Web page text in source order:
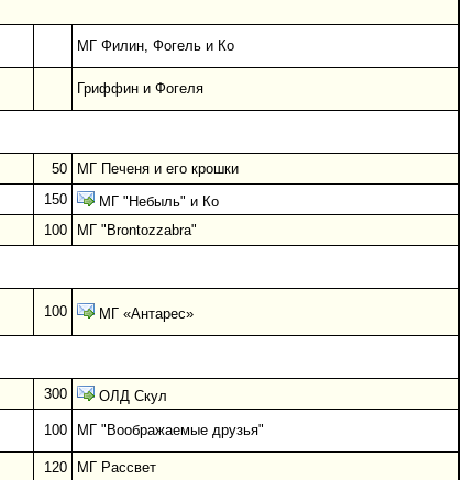
МГ Филин, Фогель и Ко
Гриффин и Фогеля
50 МГ Печеня и его крошки
150 МГ "Небыль" и Ко
100 МГ "Brontozzabra"
100 МГ «Антарес»
300 ОЛД Скул
100 МГ "Воображаемые друзья"
120 МГ Рассвет